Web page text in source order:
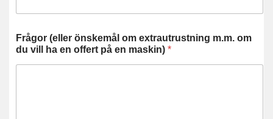
Frågor (eller önskemål om extrautrustning m.m. om
du vill ha en offert på en maskin) *